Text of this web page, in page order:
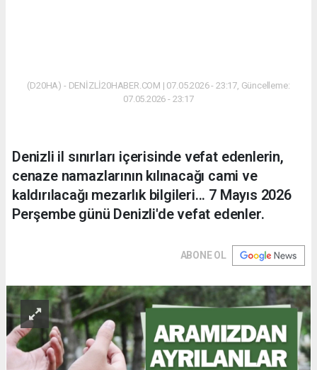
(D20HA) - DENİZLİ20HABER.COM | 07.05.2026 - 23:17, Güncelleme:
07.05.2026 - 23:17
Denizli il sınırları içerisinde vefat edenlerin,
cenaze namazlarının kılınacağı cami ve
kaldırılacağı mezarlık bilgileri... 7 Mayıs 2026
Perşembe günü Denizli'de vefat edenler.
ABONE OL